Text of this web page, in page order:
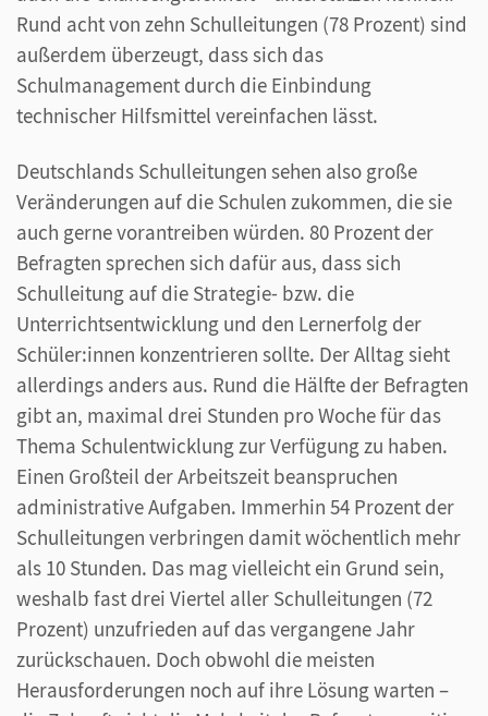
Rund acht von zehn Schulleitungen (78 Prozent) sind
außerdem überzeugt, dass sich das
Schulmanagement durch die Einbindung
technischer Hilfsmittel vereinfachen lässt.
Deutschlands Schulleitungen sehen also große
Veränderungen auf die Schulen zukommen, die sie
auch gerne vorantreiben würden. 80 Prozent der
Befragten sprechen sich dafür aus, dass sich
Schulleitung auf die Strategie- bzw. die
Unterrichtsentwicklung und den Lernerfolg der
Schüler:innen konzentrieren sollte. Der Alltag sieht
allerdings anders aus. Rund die Hälfte der Befragten
gibt an, maximal drei Stunden pro Woche für das
Thema Schulentwicklung zur Verfügung zu haben.
Einen Großteil der Arbeitszeit beanspruchen
administrative Aufgaben. Immerhin 54 Prozent der
Schulleitungen verbringen damit wöchentlich mehr
als 10 Stunden. Das mag vielleicht ein Grund sein,
weshalb fast drei Viertel aller Schulleitungen (72
Prozent) unzufrieden auf das vergangene Jahr
zurückschauen. Doch obwohl die meisten
Herausforderungen noch auf ihre Lösung warten –